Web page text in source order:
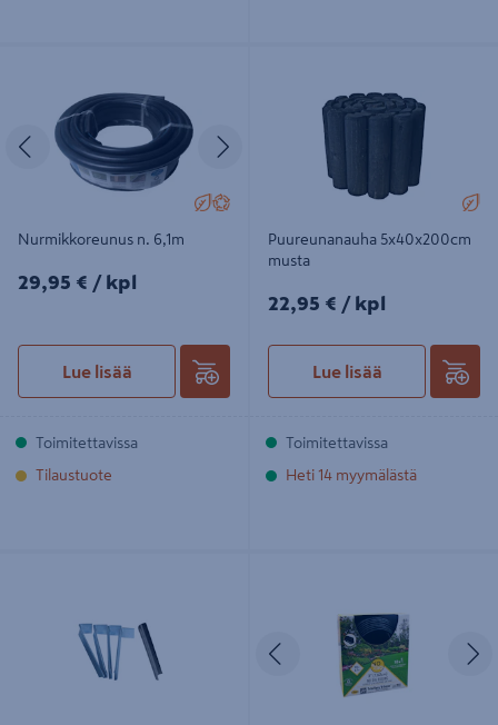
Edellinen
Nurmikkoreunus n. 6,1m
29,95€/kpl
29,95 € / kpl
Lue lisää
Toimitettavissa
Tilaustuote
Puureunanauha 5x40x200cm
musta
22,95€/kpl
22,95 € / kpl
Lue lisää
Toimitettavissa
Heti 14 myymälästä
Edellinen